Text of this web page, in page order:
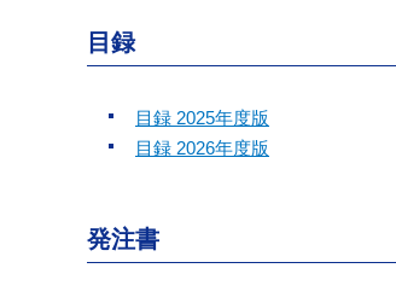
目録
目録 2025年度版
目録 2026年度版
発注書